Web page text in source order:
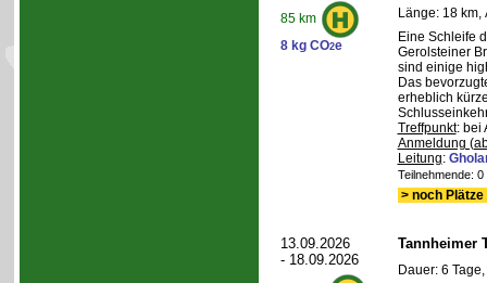
85 km
8 kg CO2e
Länge: 18 km,
Eine Schleife
Gerolsteiner
sind einige
Das
erheblich
Treffpunkt: bei
Anmeldung
Leitung:
Teilnehmende:
> noch
13.09.2026
- 18.09.2026
Tannheimer
Dauer: 6